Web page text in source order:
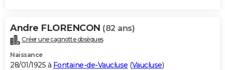
Andre FLORENCON (82 ans)
Créer une cagnotte obsèques
Naissance
28/01/1925 à Fontaine-de-Vaucluse (Vaucluse)